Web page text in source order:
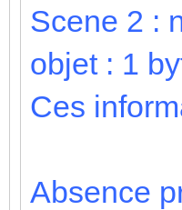
Scene 2 :
objet : 1
Ces
Absence